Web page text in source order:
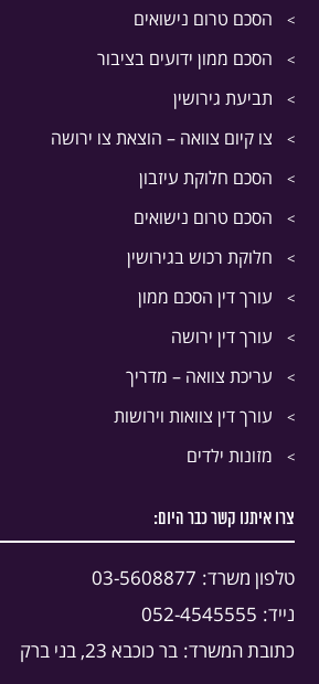
הסכם טרום נישואים
הסכם ממון ידועים בציבור
תביעת גירושין
צו קיום צוואה – הוצאת צו ירושה
הסכם חלוקת עיזבון
הסכם טרום נישואים
חלוקת רכוש בגירושין
עורך דין הסכם ממון
עורך דין ירושה
עריכת צוואה – מדריך
עורך דין צוואות וירושות
מזונות ילדים
צרו איתנו קשר כבר היום:
טלפון משרד: 03-5608877
נייד: 052-4545555
כתובת המשרד: בר כוכבא 23, בני ברק